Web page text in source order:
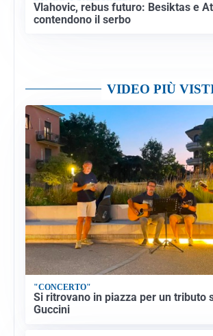
Vlahovic, rebus futuro: Besiktas e
contendono il serbo
VIDEO PIÙ
"CONCERTO"
Si ritrovano in piazza per un tributo
Guccini